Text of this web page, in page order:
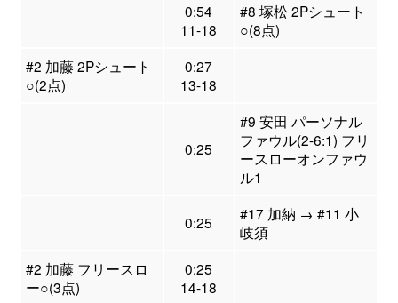
0:54
11-18
#8 塚松 2Pシュート
○(8点)
#2 加藤 2Pシュート
○(2点)
0:27
13-18
0:25
#9 安田 パーソナル
ファウル(2-6:1) フリ
ースローオンファウ
ル1
0:25
#17 加納 → #11 小
岐須
#2 加藤 フリースロ
ー○(3点)
0:25
14-18